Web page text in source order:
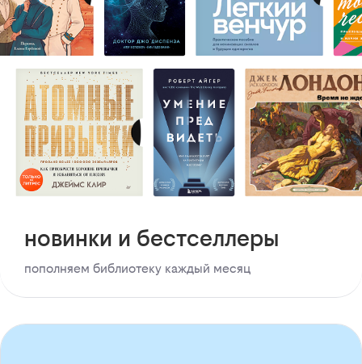
новинки и бестселлеры
пополняем библиотеку каждый месяц